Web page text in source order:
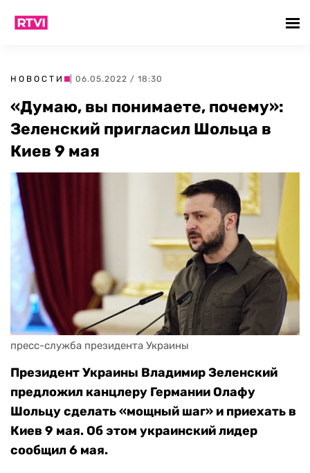
НОВОСТИ | 06.05.2022 / 18:30
«Думаю, вы понимаете, почему»:
Зеленский пригласил Шольца в
Киев 9 мая
пресс-служба президента Украины
Президент Украины Владимир Зеленский
предложил канцлеру Германии Олафу
Шольцу сделать «мощный шаг» и приехать в
Киев 9 мая. Об этом украинский лидер
сообщил 6 мая.